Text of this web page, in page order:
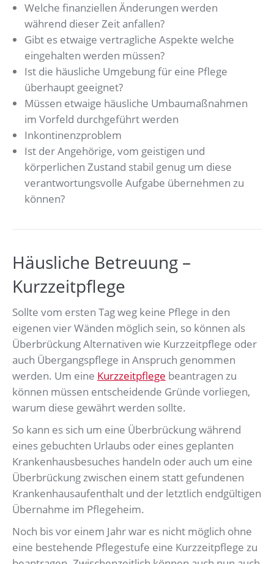
Welche finanziellen Änderungen werden
während dieser Zeit anfallen?
Gibt es etwaige vertragliche Aspekte welche
eingehalten werden müssen?
Ist die häusliche Umgebung für eine Pflege
überhaupt geeignet?
Müssen etwaige häusliche Umbaumaßnahmen
im Vorfeld durchgeführt werden
Inkontinenzproblem
Ist der Angehörige, vom geistigen und
körperlichen Zustand stabil genug um diese
verantwortungsvolle Aufgabe übernehmen zu
können?
Häusliche Betreuung –
Kurzzeitpflege
Sollte vom ersten Tag weg keine Pflege in den
eigenen vier Wänden möglich sein, so können als
Überbrückung Alternativen wie Kurzzeitpflege oder
auch Übergangspflege in Anspruch genommen
werden. Um eine Kurzzeitpflege beantragen zu
können müssen entscheidende Gründe vorliegen,
warum diese gewährt werden sollte.
So kann es sich um eine Überbrückung während
eines gebuchten Urlaubs oder eines geplanten
Krankenhausbesuches handeln oder auch um eine
Überbrückung zwischen einem statt gefundenen
Krankenhausaufenthalt und der letztlich endgültigen
Übernahme im Pflegeheim.
Noch bis vor einem Jahr war es nicht möglich ohne
eine bestehende Pflegestufe eine Kurzzeitpflege zu